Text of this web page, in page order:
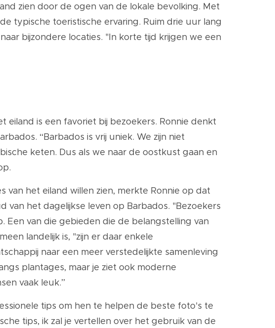
zien door de ogen van de lokale bevolking. Met
typische toeristische ervaring. Ruim drie uur lang
bijzondere locaties. "In korte tijd krijgen we een
is een favoriet bij bezoekers. Ronnie denkt
“Barbados is vrij uniek. We zijn niet
keten. Dus als we naar de oostkust gaan en
van het eiland willen zien, merkte Ronnie op dat
het dagelijkse leven op Barbados. "Bezoekers
Een van die gebieden die de belangstelling van
landelijk is, "zijn er daar enkele
naar een meer verstedelijkte samenleving
plantages, maar je ziet ook moderne
vaak leuk.”
tips om hen te helpen de beste foto's te
tips, ik zal je vertellen over het gebruik van de